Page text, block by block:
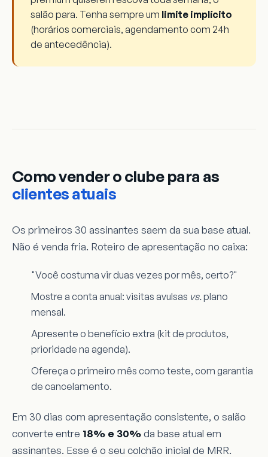
salão para. Tenha sempre um limite implícito
(horários comerciais, agendamento com 24h
de antecedência).
Como vender o clube para as
clientes atuais
Os primeiros 30 assinantes saem da sua base atual.
Não é venda fria. Roteiro de apresentação no caixa:
"Você costuma vir duas vezes por mês, certo?"
Mostre a conta anual: visitas avulsas vs.plano
mensal.
Apresente o benefício extra (kit de produtos,
prioridade na agenda).
Ofereça o primeiro mês como teste, com garantia
de cancelamento.
Em 30 dias com apresentação consistente, o salão
converte entre 18% e 30%da base atual em
assinantes. Esse é o seu colchão inicial de MRR.